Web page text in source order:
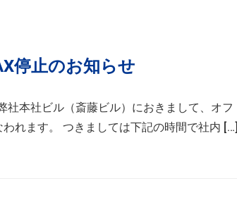
停止のお知らせ
本社ビル（斎藤ビル）におきまして、オフ
れます。 つきましては下記の時間で社内 […]